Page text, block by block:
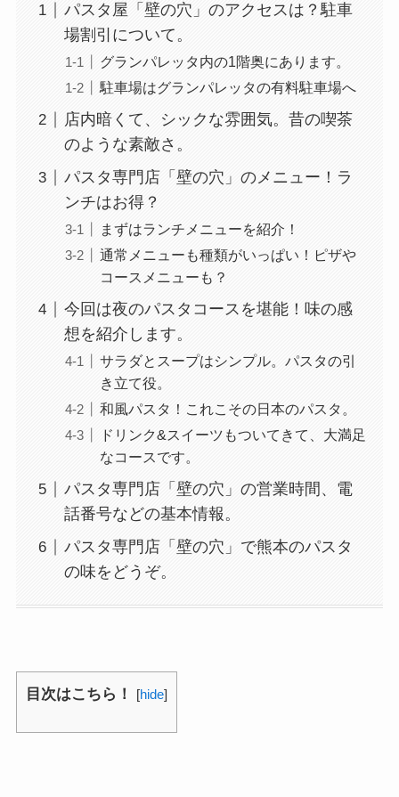
パスタ屋「壁の穴」のアクセスは？駐車
場割引について。
グランパレッタ内の1階奥にあります。
駐車場はグランパレッタの有料駐車場へ
店内暗くて、シックな雰囲気。昔の喫茶
のような素敵さ。
パスタ専門店「壁の穴」のメニュー！ラ
ンチはお得？
まずはランチメニューを紹介！
通常メニューも種類がいっぱい！ピザや
コースメニューも？
今回は夜のパスタコースを堪能！味の感
想を紹介します。
サラダとスープはシンプル。パスタの引
き立て役。
和風パスタ！これこその日本のパスタ。
ドリンク&スイーツもついてきて、大満足
なコースです。
パスタ専門店「壁の穴」の営業時間、電
話番号などの基本情報。
パスタ専門店「壁の穴」で熊本のパスタ
の味をどうぞ。
目次はこちら！ [hide]